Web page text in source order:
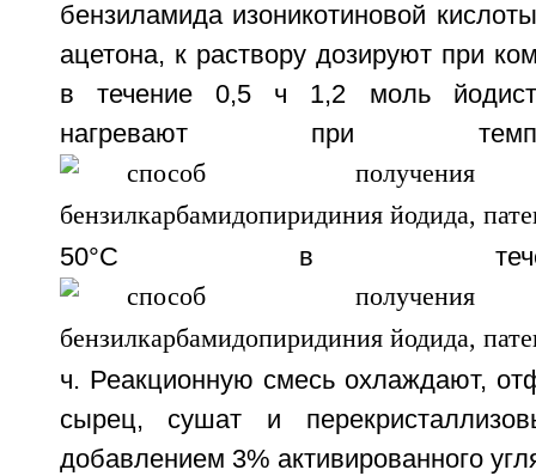
бензиламида изоникотиновой
ацетона, к раствору дозируют при
в течение 0,5 ч 1,2 моль
нагревают при
50°С в
ч. Реакционную смесь охлаждают,
сырец, сушат и
добавлением 3% активированного